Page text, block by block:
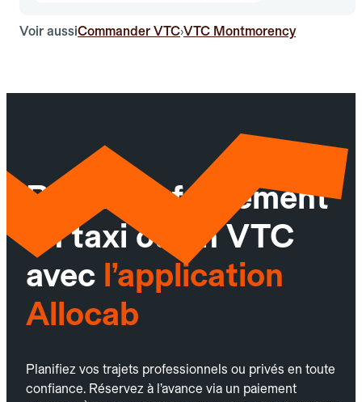
Voir aussiCommander VTC›VTC Montmorency
Réservez facilement
un taxi ou un VTC
avec l’application
Allocab
Planifiez vos trajets professionnels ou privés en toute
confiance. Réservez à l’avance via un paiement